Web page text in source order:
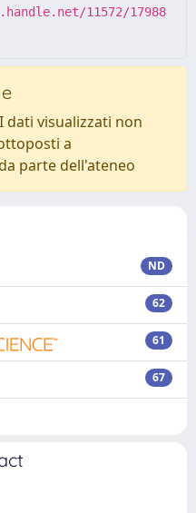
11572/17988
dati visualizzati non
a
parte dell'ateneo
ND
62
61
67